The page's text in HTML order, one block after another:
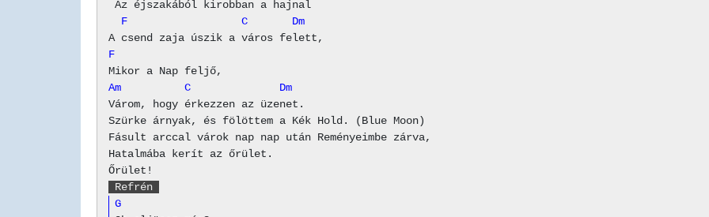
  F                  C       Dm
F
Am          C              Dm
Várom, hogy érkezzen az üzenet.
Szürke árnyak, és fölöttem a Kék Hold. (Blue Moon)
Fásult arccal várok nap nap után Reményeimbe zárva,
Hatalmába kerít az őrület.
Refrén
G